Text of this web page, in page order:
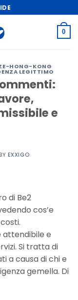
0
HONG-KONG
LEGITTIMO
e
BY EXXIGO
di Be2
cos’e
attendibile e
Si tratta di
a causa di chi e
gemella. Di